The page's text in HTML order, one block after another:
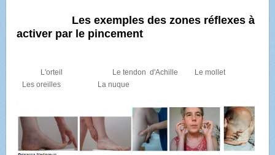
Les exemples des zones réflexes à
activer par le pincement
L'orteil Le tendon d'Achille Le mollet
Les oreilles La nuque